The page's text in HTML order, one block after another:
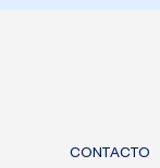
CONTACTO